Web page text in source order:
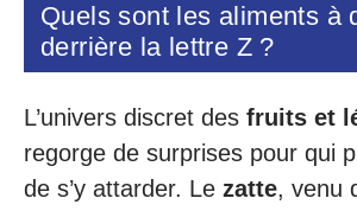
Quels sont les aliments à
derrière la lettre Z ?
L’univers discret des fruits et
regorge de surprises pour qui
de s’y attarder. Le zatte, venu